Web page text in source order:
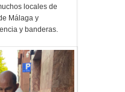
locales de
Málaga y
y banderas.